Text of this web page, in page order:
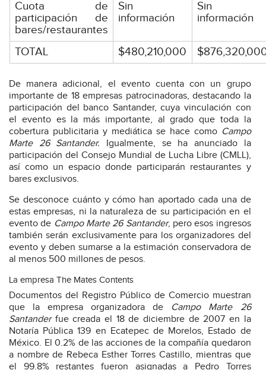
Cuota de
participación de
bares/restaurantes
Sin
información
Sin
información
TOTAL $480,210,000
De manera adicional, el evento cuenta con un grupo
importante de 18 empresas patrocinadoras, destacando la
participación del banco Santander, cuya vinculación con
el evento es la más importante, al grado que toda la
cobertura publicitaria y mediática se hace como Campo
Marte 26 Santander. Igualmente, se ha anunciado la
participación del Consejo Mundial de Lucha Libre (CMLL),
así como un espacio donde participarán restaurantes y
bares exclusivos.
Se desconoce cuánto y cómo han aportado cada una de
estas empresas, ni la naturaleza de su participación en el
evento de Campo Marte 26 Santander, pero esos ingresos
también serán exclusivamente para los organizadores del
evento y deben sumarse a la estimación conservadora de
al menos 500 millones de pesos.
La empresa The Mates Contents
Documentos del Registro Público de Comercio muestran
que la empresa organizadora de Campo Marte 26
Santanderfue creada el 18 de diciembre de 2007 en la
Notaría Pública 139 en Ecatepec de Morelos, Estado de
México. El 0.2% de las acciones de la compañía quedaron
a nombre de Rebeca Esther Torres Castillo, mientras que
el 99.8% restantes fueron asignadas a Pedro Torres